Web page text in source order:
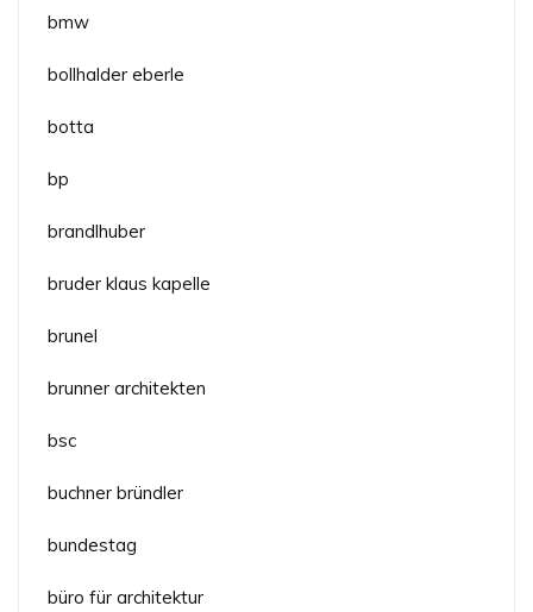
bmw
bollhalder eberle
botta
bp
brandlhuber
bruder klaus kapelle
brunel
brunner architekten
bsc
buchner bründler
bundestag
büro für architektur